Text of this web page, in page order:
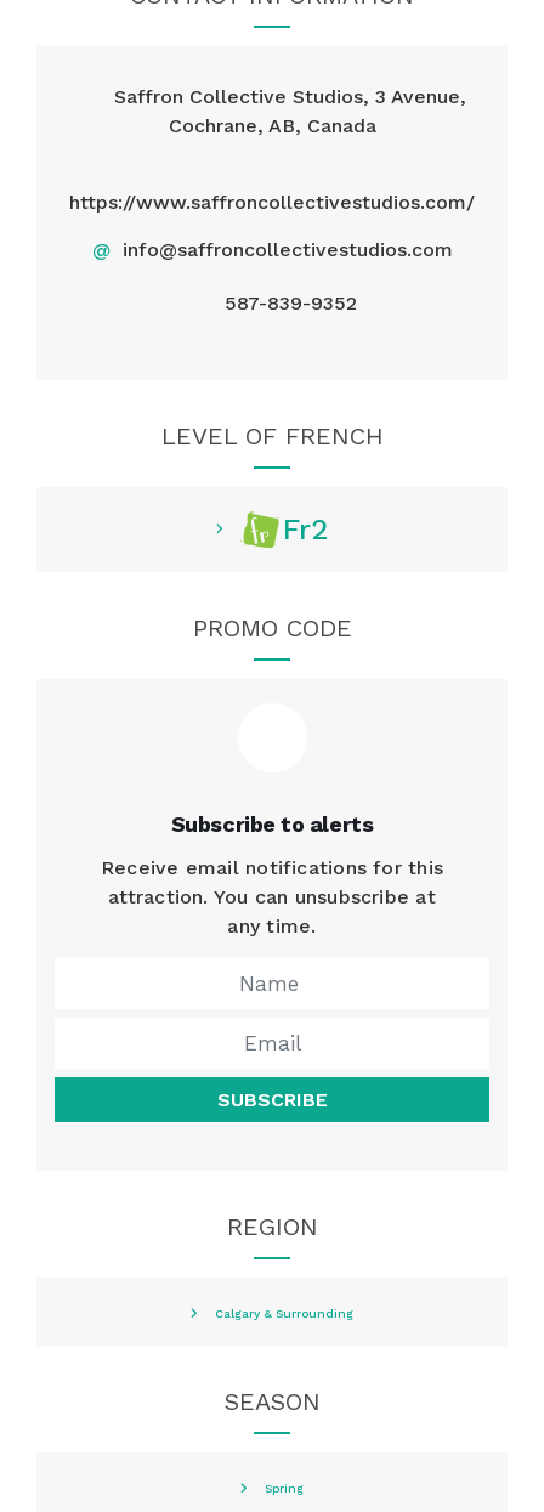
Saffron Collective Studios, 3 Avenue,
Cochrane, AB, Canada
https://www.saffroncollectivestudios.com/
@ info@saffroncollectivestudios.com
587-839-9352
LEVEL OF FRENCH
Fr2
PROMO CODE
Subscribe to alerts
Receive email notifications for this
attraction. You can unsubscribe at
any time.
SUBSCRIBE
REGION
Calgary & Surrounding
SEASON
Spring